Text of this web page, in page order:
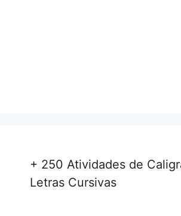
+ 250 Atividades de
Letras Cursivas